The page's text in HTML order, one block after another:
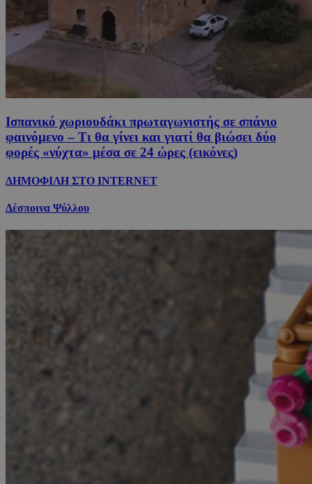
Ισπανικό χωριουδάκι πρωταγωνιστής σε σπάνιο
φαινόμενο – Τι θα γίνει και γιατί θα βιώσει δύο
φορές «νύχτα» μέσα σε 24 ώρες (εικόνες)
ΔΗΜΟΦΙΛΗ ΣΤΟ INTERNET
Δέσποινα Ψύλλου